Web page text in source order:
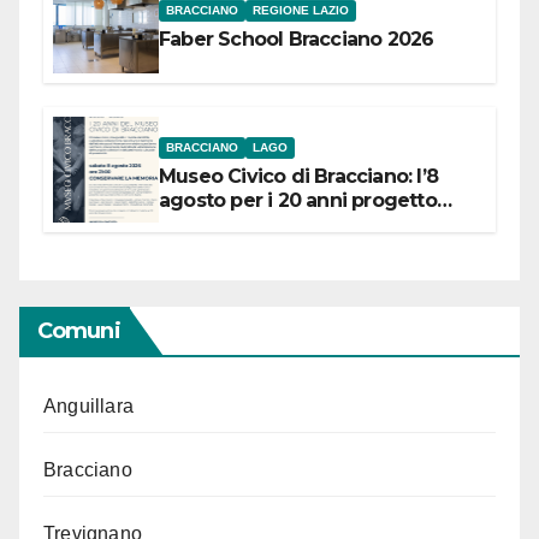
BRACCIANO REGIONE LAZIO
Faber School Bracciano 2026
BRACCIANO LAGO
Museo Civico di Bracciano: l’8
agosto per i 20 anni progetto
Comuni
Anguillara
Bracciano
Trevignano